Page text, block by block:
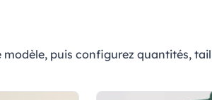
puis configurez quantités,